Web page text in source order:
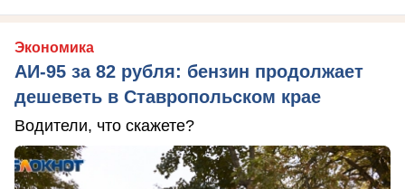
Экономика
АИ-95 за 82 рубля: бензин продолжает
дешеветь в Ставропольском крае
Водители, что скажете?